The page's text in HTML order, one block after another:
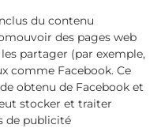
du contenu
des pages web
partager (par exemple,
comme Facebook. Ce
obtenu de Facebook et
stocker et traiter
de publicité